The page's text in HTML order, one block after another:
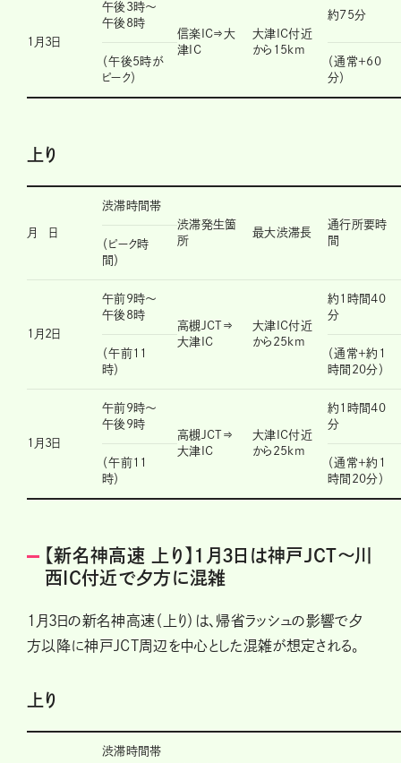
1月3日
午後3時～
午後8時
信楽IC⇒大
津IC
大津IC付近
から15km
約75分
（午後5時が
ピーク）
（通常＋60
分）
上り
月 日
渋滞時間帯
渋滞発生箇
所
最大渋滞長
通行所要時
間
（ピーク時
間）
1月2日
午前9時～
午後8時
高槻JCT⇒
大津IC
大津IC付近
から25km
約1時間40
分
（午前11
時）
（通常＋約1
時間20分）
1月3日
午前9時～
午後9時
高槻JCT⇒
大津IC
大津IC付近
から25km
約1時間40
分
（午前11
時）
（通常＋約1
時間20分）
【新名神高速 上り】1月3日は神戸JCT〜川
西IC付近で夕方に混雑
1月3日の新名神高速（上り）は、帰省ラッシュの影響で夕
方以降に神戸JCT周辺を中心とした混雑が想定される。
上り
渋滞時間帯